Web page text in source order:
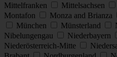
Mittelfranken
Mittelsachsen
Montafon
Monza and Brianza
München
Münsterland
Nibelungengau
Niederbayern
Niederösterreich-Mitte